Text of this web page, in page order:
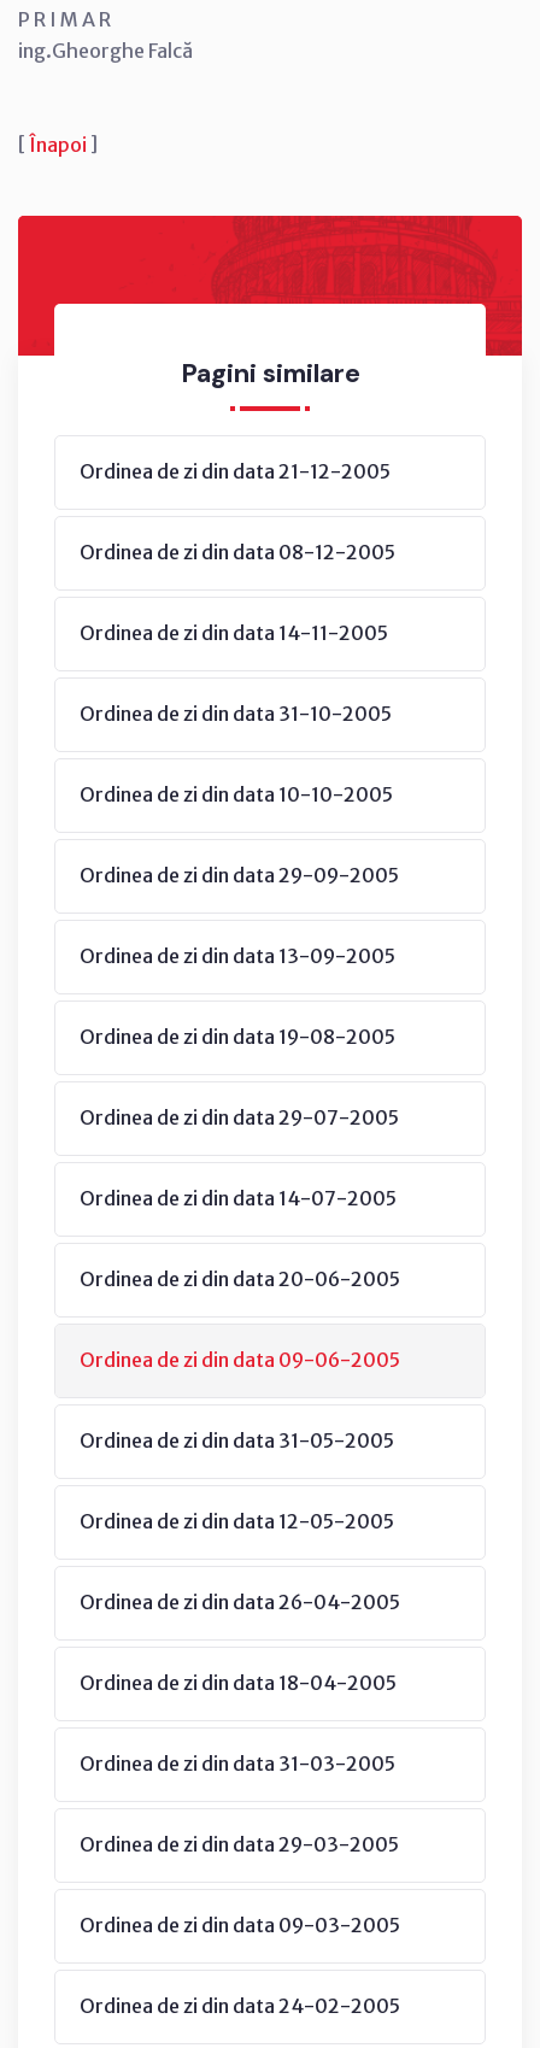
Pagini similare
Ordinea de zi din data 21-12-2005
Ordinea de zi din data 08-12-2005
Ordinea de zi din data 14-11-2005
Ordinea de zi din data 31-10-2005
Ordinea de zi din data 10-10-2005
Ordinea de zi din data 29-09-2005
Ordinea de zi din data 13-09-2005
Ordinea de zi din data 19-08-2005
Ordinea de zi din data 29-07-2005
Ordinea de zi din data 14-07-2005
Ordinea de zi din data 20-06-2005
Ordinea de zi din data 09-06-2005
Ordinea de zi din data 31-05-2005
Ordinea de zi din data 12-05-2005
Ordinea de zi din data 26-04-2005
Ordinea de zi din data 18-04-2005
Ordinea de zi din data 31-03-2005
Ordinea de zi din data 29-03-2005
Ordinea de zi din data 09-03-2005
Ordinea de zi din data 24-02-2005
P R I M A R
ing.Gheorghe Falcă
[ Înapoi ]